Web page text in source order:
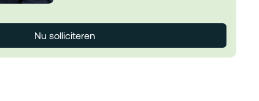
Nu solliciteren